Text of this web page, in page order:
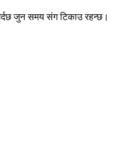
जुन समय संग टिकाउ रहन्छ।